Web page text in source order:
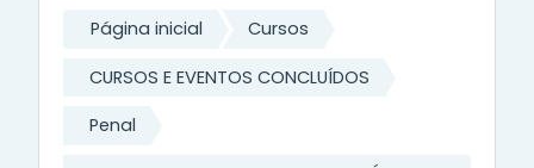
Página inicial Cursos
CURSOS E EVENTOS CONCLUÍDOS
Penal